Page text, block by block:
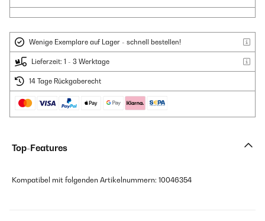
Wenige Exemplare auf Lager - schnell bestellen!
Lieferzeit: 1 - 3 Werktage
14 Tage Rückgaberecht
Top-Features
Kompatibel mit folgenden Artikelnummern: 10046354